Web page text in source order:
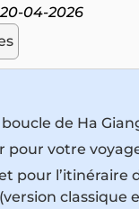
04-2026
de Ha
pour votre
pour l’itinéraire
classique